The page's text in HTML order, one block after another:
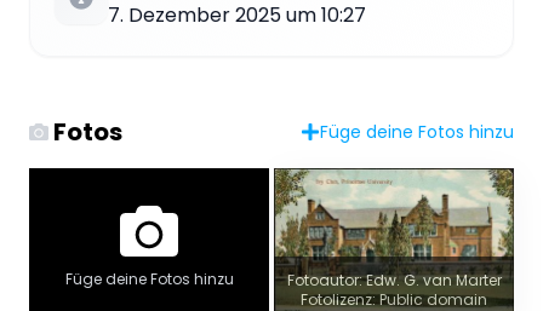
7. Dezember 2025 um 10:27
Fotos Füge deine Fotos hinzu
Füge deine Fotos hinzu
Fotoautor: Edw. G. van Marter
Fotolizenz: Public domain